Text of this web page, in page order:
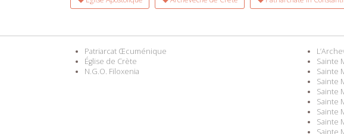
Patriarcat Œcuménique
Église de Crète
N.G.O. Filoxenia
Sainte
Sainte
Sainte
Sainte
Sainte
Sainte
Sainte
Sainte